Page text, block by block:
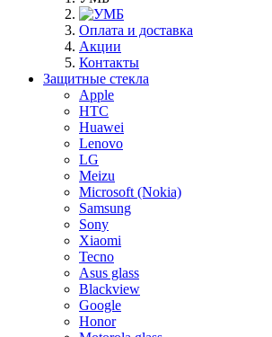
Оплата и доставка
Акции
Контакты
Защитные стекла
Apple
HTC
Huawei
Lenovo
LG
Meizu
Microsoft (Nokia)
Samsung
Sony
Xiaomi
Tecno
Asus glass
Blackview
Google
Honor